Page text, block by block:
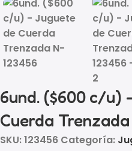
6und. ($600 c/u)
Cuerda
SKU:123456 Categoría: